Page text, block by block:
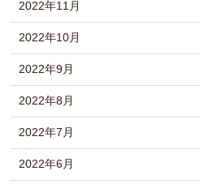
2022年11月
2022年10月
2022年9月
2022年8月
2022年7月
2022年6月